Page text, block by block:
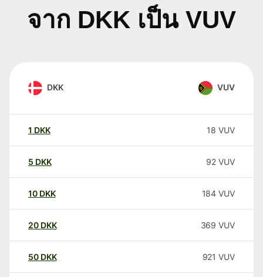
จาก DKK เป็น VUV
DKK VUV
1 DKK 18 VUV
5 DKK 92 VUV
10 DKK 184 VUV
20 DKK 369 VUV
50 DKK 921 VUV